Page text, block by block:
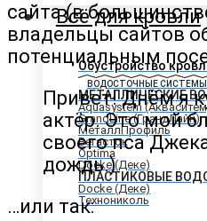
Всё для кровли
Обустройство
ВОДОСТОЧНЫЕ СИСТЕМЫ
МЕТАЛЛИЧЕСКИЕ
Aquasystem
GrandLine (ГрандЛайн)
МеталлПрофиль
Вегасток
Optima
Docke (Деке)
ПЛАСТИКОВЫЕ
Docke (Деке)
Технониколь
сайта (в
владельцы сайтов
потенциальным
Привет! Днём я
актёр. Это мой
своего пса
дождь.)
…или так: